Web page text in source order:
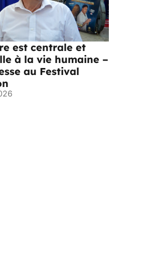
est centrale et
à la vie humaine –
au Festival